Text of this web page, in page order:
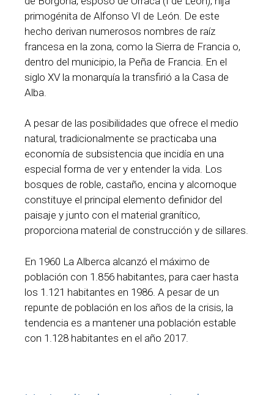
primogénita de Alfonso VI de León. De este
hecho derivan numerosos nombres de raíz
francesa en la zona, como la Sierra de Francia o,
dentro del municipio, la Peña de Francia. En el
siglo XV la monarquía la transfirió a la Casa de
Alba.
A pesar de las posibilidades que ofrece el medio
natural, tradicionalmente se practicaba una
economía de subsistencia que incidía en una
especial forma de ver y entender la vida. Los
bosques de roble, castaño, encina y alcornoque
constituye el principal elemento definidor del
paisaje y junto con el material granítico,
proporciona material de construcción y de sillares.
En 1960 La Alberca alcanzó el máximo de
población con 1.856 habitantes, para caer hasta
los 1.121 habitantes en 1986. A pesar de un
repunte de población en los años de la crisis, la
tendencia es a mantener una población estable
con 1.128 habitantes en el año 2017.